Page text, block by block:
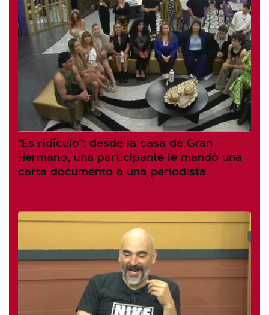
"Es ridículo": desde la casa de Gran
Hermano, una participante le mandó una
carta documento a una periodista